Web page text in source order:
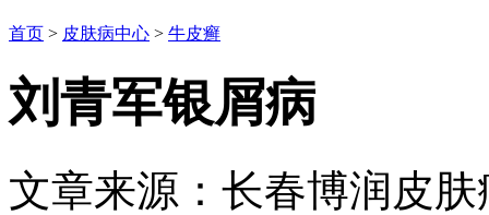
首页 > 皮肤病中心 > 牛皮癣
刘青军银屑病
文章来源：长春博润皮